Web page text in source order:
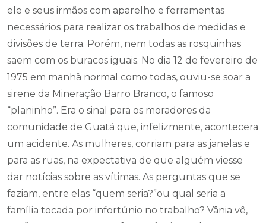
ele e seus irmãos com aparelho e ferramentas
necessários para realizar os trabalhos de medidas e
divisões de terra. Porém, nem todas as rosquinhas
saem com os buracos iguais. No dia 12 de fevereiro de
1975 em manhã normal como todas, ouviu-se soar a
sirene da Mineração Barro Branco, o famoso
“planinho”. Era o sinal para os moradores da
comunidade de Guatá que, infelizmente, acontecera
um acidente. As mulheres, corriam para as janelas e
para as ruas, na expectativa de que alguém viesse
dar notícias sobre as vítimas. As perguntas que se
faziam, entre elas “quem seria?”ou qual seria a
família tocada por infortúnio no trabalho? Vânia vê,